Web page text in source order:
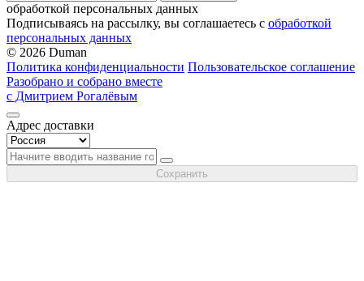
обработкой персональных данных
Подписываясь на рассылку, вы соглашаетесь с обработкой
персональных данных
© 2026 Duman
Политика конфиденциальности Пользовательское соглашение
Разобрано и собрано вместе
с Дмитрием Рогалёвым
Адрес доставки
Сохранить